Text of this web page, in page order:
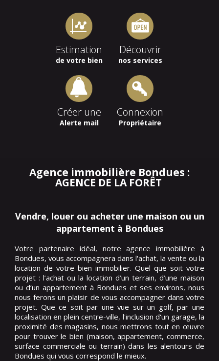
Estimation
de votre bien
Découvrir
nos services
Créer une
Alerte mail
Connexion
Propriétaire
Agence immobilière Bondues :
AGENCE DE LA FORÊT
Vendre, louer ou acheter une maison ou un
appartement à Bondues
Votre partenaire idéal, notre agence immobilière à
Bondues, vous accompagnera dans l'achat, la vente ou la
location de votre bien immobilier. Quel que soit votre
projet : l’achat ou la location d’un terrain, d’une maison
ou d’un appartement à Bondues et ses environs, nous
nous ferons un plaisir de vous accompagner dans votre
projet. Que ce soit par une vue sur un golf, par une
localisation en plein centre-ville, l'inclusion d'un garage, la
proximité des magasins, nous mettrons tout en œuvre
pour trouver le bien (maison, appartement, commerce,
surface commerciale ou terrain) dans les alentours de
Bondues qui vous correspond le mieux.